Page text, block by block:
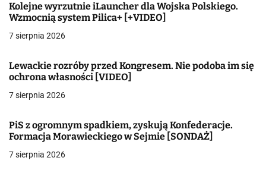
g
a
c
j
w
p
Kolejne wyrzutnie iLauncher dla Wojska Polskiego.
Wzmocnią system Pilica+ [+VIDEO]
7 sierpnia 2026
Lewackie rozróby przed Kongresem. Nie podoba im się
ochrona własności [VIDEO]
7 sierpnia 2026
PiS z ogromnym spadkiem, zyskują Konfederacje.
Formacja Morawieckiego w Sejmie [SONDAŻ]
7 sierpnia 2026